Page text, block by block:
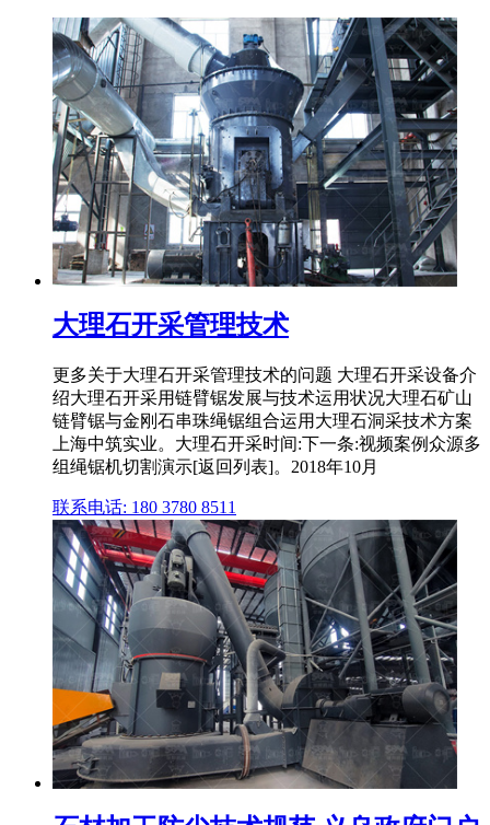
大理石开采管理技术
更多关于大理石开采管理技术的问题 大理石开采设备介
绍大理石开采用链臂锯发展与技术运用状况大理石矿山
链臂锯与金刚石串珠绳锯组合运用大理石洞采技术方案
上海中筑实业。大理石开采时间:下一条:视频案例众源多
组绳锯机切割演示[返回列表]。2018年10月
联系电话: 180 3780 8511